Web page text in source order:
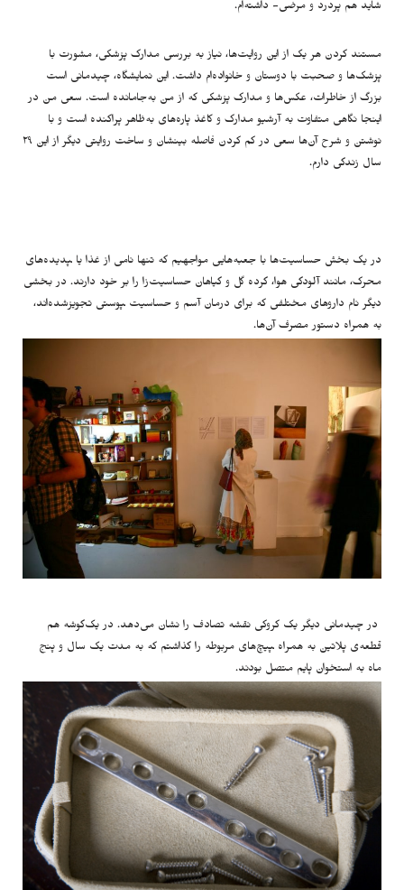
شاید هم پردرد و مرضی- داشته‌ام.
مستند کردن هر یک از این روایت‌ها، نیاز به بررسی مدارک پزشکی، مشورت با
پزشک‌ها و صحبت با دوستان و خانواده‌ام داشت. این نمایشگاه، چیدمانی است
بزرگ از خاطرات، عکس‌ها و مدارک پزشکی که از من به‌جامانده است. سعی من در
اینجا نگاهی متفاوت به آرشیو مدارک و کاغذ پاره‌های به‌ظاهر پراکنده‌ است و با
نوشتن و شرح آن‌ها سعی در کم کردن فاصله بینشان و ساخت روایتی دیگر از این ۲۹
سال زندگی‌ دارم.
در یک بخش حساسیت‌ها با جعبه‌هایی مواجهیم که تنها نامی از غذا یا ‍پدیده‌های
محرک، مانند آلودگی هوا، گرده‌ گل‌ و گیاهان حساسیت‌زا را بر خود دارند. در بخشی
دیگر نام داروهای مختلفی که برای درمان آسم و حساسیت ‍پوستی تجویزشده‌اند،
به همراه دستور مصرف آن‌ها.
در چیدمانی دیگر یک کروکی نقشه تصادف را نشان می‌دهد. در یک‌گوشه هم
قطعه‌ی پلاتین به همراه ‍پیچ‌های مربوطه را گذاشتم که به مدت یک سال و پنج
ماه به استخوان پایم متصل بودند.